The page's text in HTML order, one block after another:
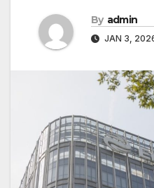
By admin
JAN 3,